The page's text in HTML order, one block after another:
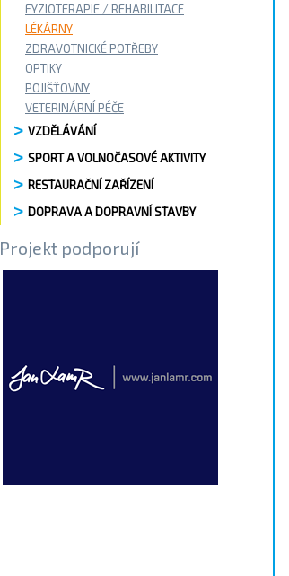
FYZIOTERAPIE / REHABILITACE
LÉKÁRNY
ZDRAVOTNICKÉ POTŘEBY
OPTIKY
POJIŠŤOVNY
VETERINÁRNÍ PÉČE
VZDĚLÁVÁNÍ
SPORT A VOLNOČASOVÉ AKTIVITY
RESTAURAČNÍ ZAŘÍZENÍ
DOPRAVA A DOPRAVNÍ STAVBY
Projekt podporují